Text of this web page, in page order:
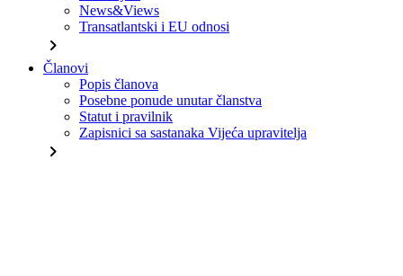
News&Views
Transatlantski i EU odnosi
chevron_right
Članovi
Popis članova
Posebne ponude unutar članstva
Statut i pravilnik
Zapisnici sa sastanaka Vijeća upravitelja
chevron_right